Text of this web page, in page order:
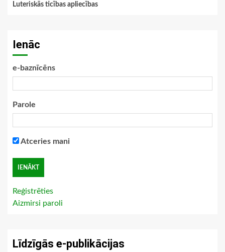
Luteriskās ticības apliecības
Ienāc
e-baznīcēns
Parole
Atceries mani
Reģistrēties
Aizmirsi paroli
Līdzīgās e-publikācijas